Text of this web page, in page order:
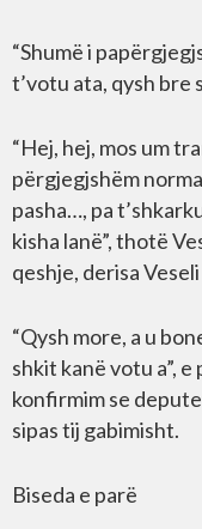
“Shumë i
t’votu ata, qysh bre
“Hej, hej, mos um
përgjegjshëm
pasha…, pa
kisha lanë”, thotë
qeshje, derisa
“Qysh more, a u
shkit kanë votu a”,
konfirmim se
sipas tij gabimisht.
Biseda e parë